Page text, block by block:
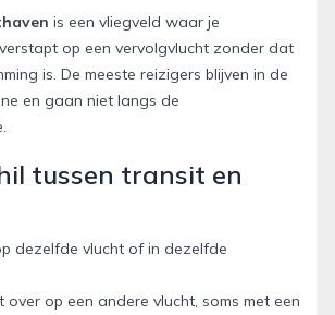
is een vliegveld waar je
op een vervolgvlucht zonder dat
is. De meeste reizigers blijven in de
en gaan niet langs de
tussen transit en
dezelfde vlucht of in dezelfde
over op een andere vlucht, soms met een